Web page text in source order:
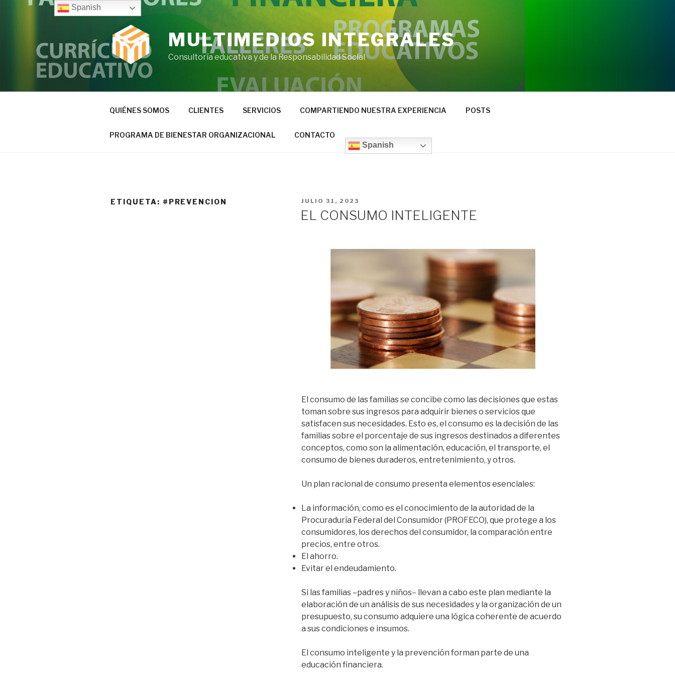
MULTIMEDIOS INTEGRALES
Consultoría educativa y de la Responsabilidad Social
QUIÉNES SOMOS CLIENTES SERVICIOS COMPARTIENDO NUESTRA EXPERIENCIA POSTS
PROGRAMA DE BIENESTAR ORGANIZACIONAL
CONTACTO
Spanish
ETIQUETA: #PREVENCION
PUBLICADO
JULIO 31, 2023
EL CONSUMO INTELIGENTE
El consumo de las familias­ se concibe como las decisiones que estas
toman sobre sus ingresos para adquirir bienes o servicios que
satisfacen sus necesidades. Esto es, el consumo es la decisión de las
familias sobre el porcentaje de sus ingresos destinados a diferentes
conceptos, como son la alimentación, educación, el transporte, el
consumo de bienes duraderos, entretenimiento, y otros.
Un plan racional de consumo presenta elementos esenciales:
La información, como es el conocimiento de la autoridad de la
Procuraduría Federal del Consumidor (PROFECO), que protege a los
consumidores, los derechos del consumidor, la comparación entre
precios, entre otros.
El ahorro.
Evitar el endeudamiento.
Si las familias –padres y niños– llevan a cabo este plan mediante la
elaboración de un análisis de sus necesidades y la organización de un
presupuesto, su consumo adquiere una lógica coherente de acuerdo
a sus condiciones e insumos.
El consumo inteligente y la prevención forman parte de una
educación financiera.
Spanish